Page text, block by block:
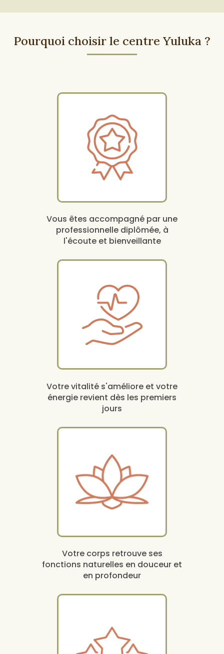
Pourquoi choisir le centre Yuluka ?
Vous êtes accompagné par une
professionnelle diplômée, à
l'écoute et bienveillante
Votre vitalité s'améliore et votre
énergie revient dès les premiers
jours
Votre corps retrouve ses
fonctions naturelles en douceur et
en profondeur